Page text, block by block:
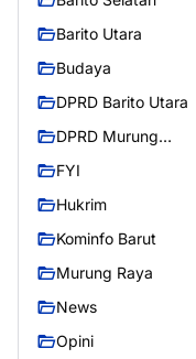
Barito Utara
Budaya
DPRD Barito Utara
DPRD Murung
FYI
Hukrim
Kominfo Barut
Murung Raya
News
Opini